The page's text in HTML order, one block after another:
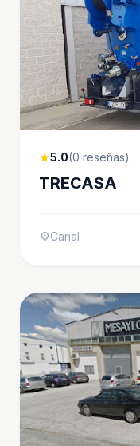
star5.0(0 reseñas)
TRECASA
location_onCanal